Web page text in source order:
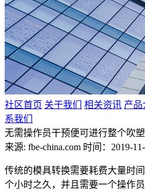
社区首页 关于我们 相关资讯 产品
系我们
无需操作员干预便可进行整个吹
来源: fbe-china.com 时间：2019-
传统的模具转换需要耗费大量时
个小时之久，并且需要一个操作